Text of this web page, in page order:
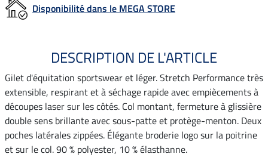
Disponibilité dans le MEGA STORE
DESCRIPTION DE L'ARTICLE
Gilet d'équitation sportswear et léger. Stretch Performance très
extensible, respirant et à séchage rapide avec empiècements à
découpes laser sur les côtés. Col montant, fermeture à glissière
double sens brillante avec sous-patte et protège-menton. Deux
poches latérales zippées. Élégante broderie logo sur la poitrine
et sur le col. 90 % polyester, 10 % élasthanne.